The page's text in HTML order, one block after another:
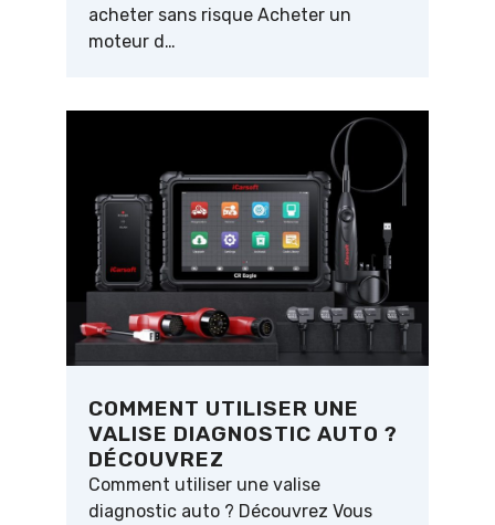
acheter sans risque Acheter un
moteur d…
COMMENT UTILISER UNE
VALISE DIAGNOSTIC AUTO ?
DÉCOUVREZ
Comment utiliser une valise
diagnostic auto ? Découvrez Vous